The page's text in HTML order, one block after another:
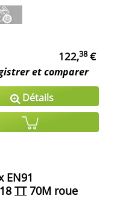
122,38€
et comparer
Détails
EN91
TT70M roue